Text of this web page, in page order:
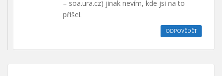
– soa.ura.cz) jinak nevím, kde jsi na to
přišel.
ODPOVĚDĚT